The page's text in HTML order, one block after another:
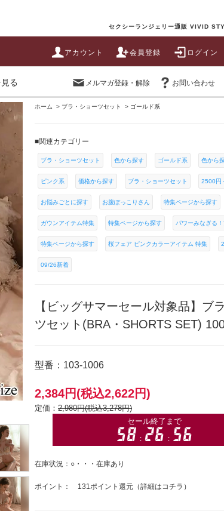
セクシーランジェリー通販 VIVID
アカウント 会員登録 ログイン
る メルマガ登録・解除 お問い合わせ
ホーム > ブラ・ショーツセット > ゴールド系
■関連カテゴリー
ブラ・ショーツセット 色から探す ゴールド系 色から
ピンク系 価格から探す ブラ・ショーツセット 2500円
お悩みごとに探す お腹ぽっこりさん 特集ページから探す
ガウンアイテム特集 特集ページから探す パワーみなぎる
特集ページから探す 桜フェア ピンクカラーアイテム 特集
09/26新着
【ビッグサマーセール対象品】ブ
ツセット(BRA・SHORTS SET)
型番：103-1006
2,384円(税込2,622円)
定価： 2,980円(税込3,278円)
在庫状況：○・・・在庫あり
ポイント： 131ポイント還元（詳細はコチラ ）